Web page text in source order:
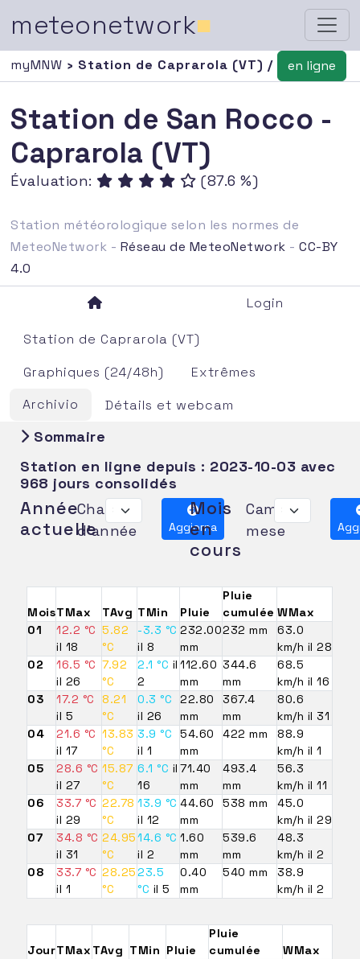
meteonetwork■
myMNW › Station de Caprarola (VT) / en ligne
Station de San Rocco -
Caprarola (VT)
Évaluation: (87.6 %)
Station météorologique selon les normes de
MeteoNetwork - Réseau de MeteoNetwork -CC-BY
4.0
Login
Station de Caprarola (VT)
Graphiques (24/48h)
Extrêmes
Archivio
Détails et webcam
Sommaire
Station en ligne depuis : 2023-10-03 avec
968 jours consolidés
Année
actuelle
Changer
d'année
Aggiorna
Mois
en
cours
Cambia
mese
MoisTMax TAvg TMin Pluie
Pluie
cumulée WMax
01
12.2 °C
il 18
5.82
°C
-3.3 °C
il 8
232.00
mm
232 mm
63.0
km/h il 28
02
16.5 °C
il 26
7.92
°C
2.1 °C il
2
112.60
mm
344.6
mm
68.5
km/h il 16
03
17.2 °C
il 5
8.21
°C
0.3 °C
il 26
22.80
mm
367.4
mm
80.6
km/h il 31
04
21.6 °C
il 17
13.83
°C
3.9 °C
il 1
54.60
mm
422 mm
88.9
km/h il 1
05
28.6 °C
il 27
15.87
°C
6.1 °C il
16
71.40
mm
493.4
mm
56.3
km/h il 11
06
33.7 °C
il 29
22.78
°C
13.9 °C
il 12
44.60
mm
538 mm
45.0
km/h il 29
07
34.8 °C
il 31
24.95
°C
14.6 °C
il 2
1.60
mm
539.6
mm
48.3
km/h il 2
08
33.7 °C
il 1
28.25
°C
23.5
°C il 5
0.40
mm
540 mm
38.9
km/h il 2
JourTMax TAvg TMin Pluie
Pluie
cumulée
WMax